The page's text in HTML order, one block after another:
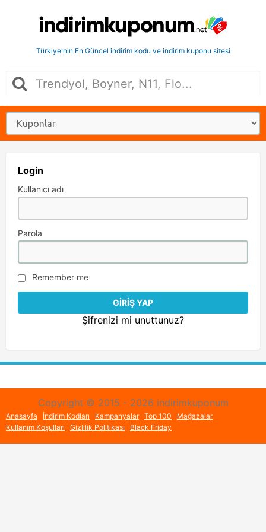
Türkiye'nin En Güncel indirim kodu ve indirim kuponu sitesi
Login
Kullanıcı adı
Parola
Remember me
Şifrenizi mi unuttunuz?
Copyright © 2015 - 2026 indirimkuponum
Anasayfa İndirim Kodları Kampanyalar Top 100
Mağazalar
Kullanım Koşulları
Gizlilik Politikası Black Friday